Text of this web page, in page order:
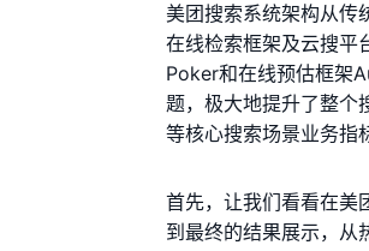
美团搜索系统架构从传
在线检索框架及云搜平
Poker和在线预估框架
题，极大地提升了整个
等核心搜索场景业务指
首先，让我们看看在美
到最终的结果展示，从